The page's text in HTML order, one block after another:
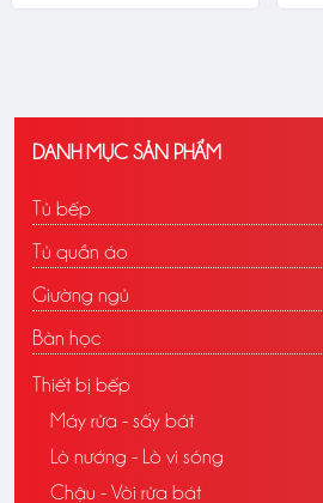
DANH MỤC SẢN PHẨM
Tủ bếp
Tủ quần áo
Giường ngủ
Bàn học
Thiết bị bếp
Máy rửa - sấy bát
Lò nướng - Lò vi sóng
Chậu - Vòi rửa bát